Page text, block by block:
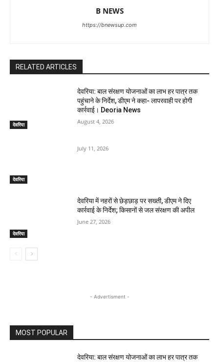
B NEWS
https://bnewsup.com
RELATED ARTICLES
देवरिया
देवरिया: बाल संरक्षण योजनाओं का लाभ हर पात्र तक
पहुंचाने के निर्देश, डीएम ने कहा- लापरवाही पर होगी
कार्रवाई। Deoria News
August 4, 2026
देवरिया
July 11, 2026
देवरिया
देवरिया में नहरों से छेड़छाड़ पर सख्ती, डीएम ने दिए
कार्रवाई के निर्देश; किसानों से जल संरक्षण की अपील
June 27, 2026
- Advertisment -
MOST POPULAR
देवरिया: बाल संरक्षण योजनाओं का लाभ हर पात्र तक